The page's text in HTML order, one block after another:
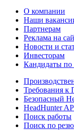
О компании
Наши
Партнерам
Реклама на
Новости и
Инвесторам
Кандидаты по
Требования к
Безопасный
HeadHunter
Поиск работы
Поиск по